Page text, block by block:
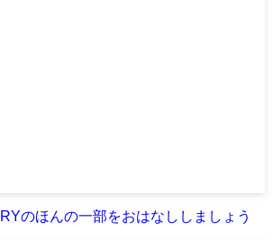
のほんの一部をおはなししましょう